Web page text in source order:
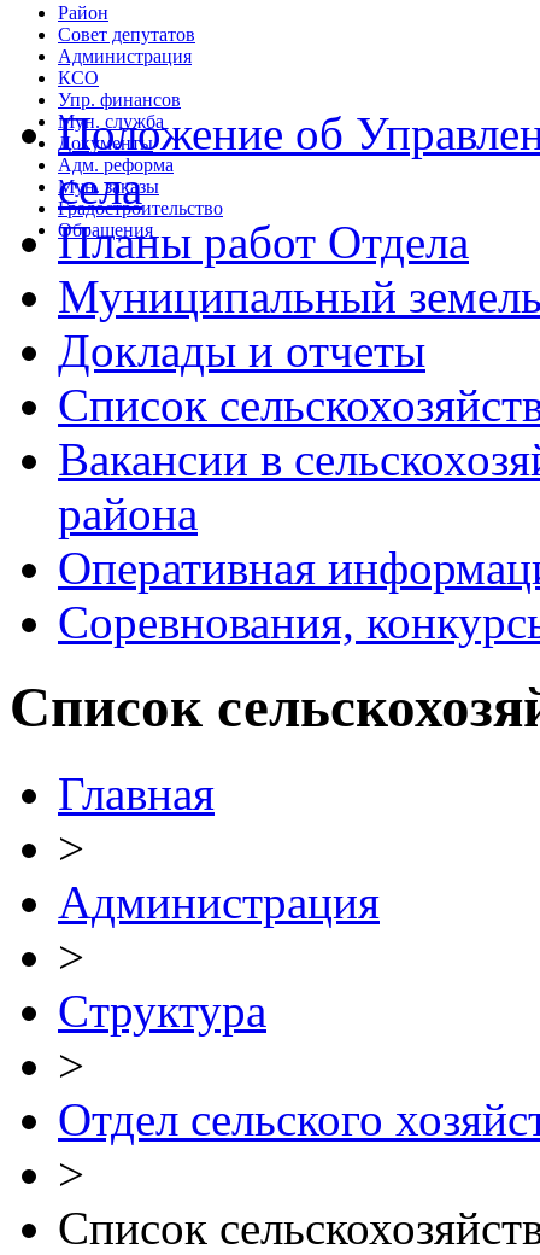
Район
Совет депутатов
Администрация
КСО
Упр. финансов
Мун. служба
Документы
Адм. реформа
Мун. заказы
Градостроительство
Обращения
Положение об
села
Планы работ Отдела
Муниципальный
Доклады и отчеты
Список
Вакансии в
района
Оперативная
Соревнования,
Список
Главная
>
Администрация
>
Cтруктура
>
Отдел сельского
>
Список